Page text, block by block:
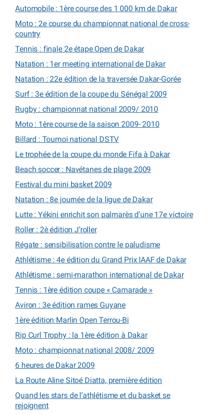
Automobile : 1ère course des 1 000 km de Dakar
Moto : 2e course du championnat national de cross-
country
Tennis : finale 2e étape Open de Dakar
Natation : 1er meeting international de Dakar
Natation : 22e édition de la traversée Dakar-Gorée
Surf : 3e édition de la coupe du Sénégal 2009
Rugby : championnat national 2009/ 2010
Moto : 1ère course de la saison 2009- 2010
Billard : Tournoi national DSTV
Le trophée de la coupe du monde Fifa à Dakar
Beach soccer : Navétanes de plage 2009
Festival du mini basket 2009
Natation : 8e journée de la ligue de Dakar
Lutte : Yékini enrichit son palmarès d’une 17e victoire
Roller : 2è édition J’roller
Régate : sensibilisation contre le paludisme
Athlétisme : 4e édition du Grand Prix IAAF de Dakar
Athlétisme : semi-marathon international de Dakar
Tennis : 1ère édition coupe « Camarade »
Aviron : 3e édition rames Guyane
1ère édition Marlin Open Terrou-Bi
Rip Curl Trophy : la 1ère édition à Dakar
Moto : championnat national 2008/ 2009
6 heures de Dakar 2009
La Route Aline Sitoé Diatta, première édition
Quand les stars de l’athlétisme et du basket se
rejoignent